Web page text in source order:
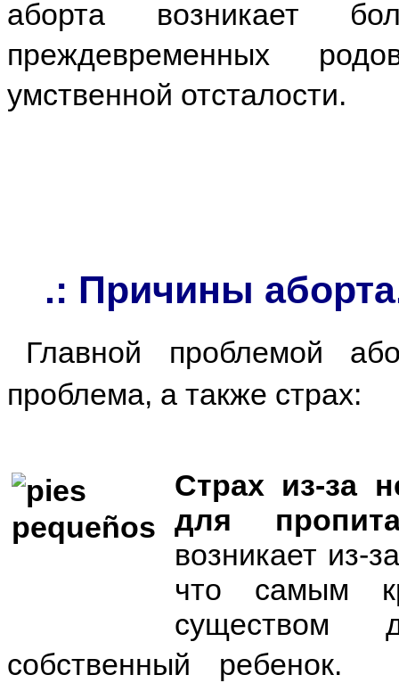
аборта возникает
преждевременных
умственной отсталости.
.: Причины
Главной проблемой
проблема, а также
Страх из-за
для
возникает из-
что самым
существом
собственный